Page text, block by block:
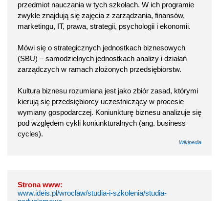
przedmiot nauczania w tych szkołach. W ich programie
zwykle znajdują się zajęcia z zarządzania, finansów,
marketingu, IT, prawa, strategii, psychologii i ekonomii.
Mówi się o strategicznych jednostkach biznesowych
(SBU) – samodzielnych jednostkach analizy i działań
zarządczych w ramach złożonych przedsiębiorstw.
Kultura biznesu rozumiana jest jako zbiór zasad, którymi
kierują się przedsiębiorcy uczestniczący w procesie
wymiany gospodarczej. Koniunkturę biznesu analizuje się
pod względem cykli koniunkturalnych (ang. business
cycles).
Wikipedia
Strona www:
www.ideis.pl/wroclaw/studia-i-szkolenia/studia-